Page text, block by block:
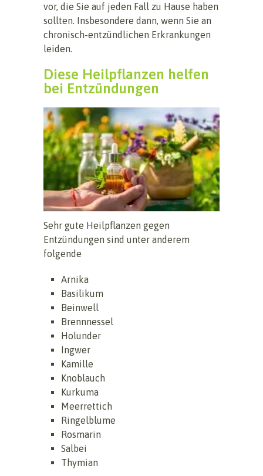
vor, die Sie auf jeden Fall zu Hause haben
sollten. Insbesondere dann, wenn Sie an
chronisch-entzündlichen Erkrankungen
leiden.
Diese Heilpflanzen helfen
bei Entzündungen
Sehr gute Heilpflanzen gegen
Entzündungen sind unter anderem
folgende
Arnika
Basilikum
Beinwell
Brennnessel
Holunder
Ingwer
Kamille
Knoblauch
Kurkuma
Meerrettich
Ringelblume
Rosmarin
Salbei
Thymian